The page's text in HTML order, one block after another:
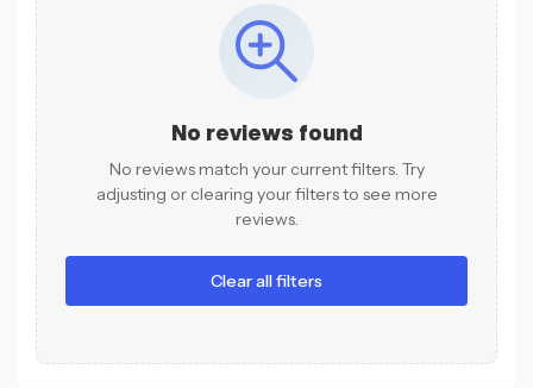
No reviews found
No reviews match your current filters. Try
adjusting or clearing your filters to see more
reviews.
Clear all filters